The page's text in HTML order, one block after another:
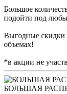
Большое
подойти под
Выгодные скидки
объемах!
*в акции не
БОЛЬШАЯ